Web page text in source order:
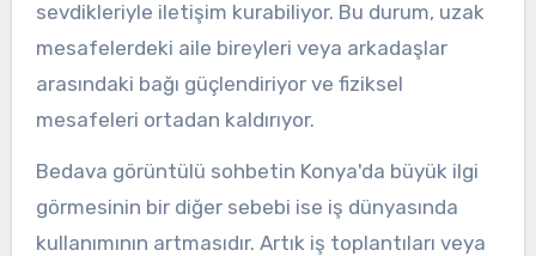
sevdikleriyle iletişim kurabiliyor. Bu durum, uzak
mesafelerdeki aile bireyleri veya arkadaşlar
arasındaki bağı güçlendiriyor ve fiziksel
mesafeleri ortadan kaldırıyor.
Bedava görüntülü sohbetin Konya'da büyük ilgi
görmesinin bir diğer sebebi ise iş dünyasında
kullanımının artmasıdır. Artık iş toplantıları veya